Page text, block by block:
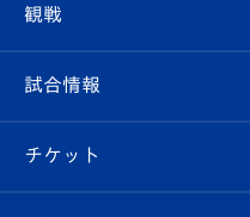
クラブ
試合情報
クラブ概要
エンブレム紹介
観戦
観戦ルール
はじめての観戦ガイド
試合情報
試合日程/結果
チケット